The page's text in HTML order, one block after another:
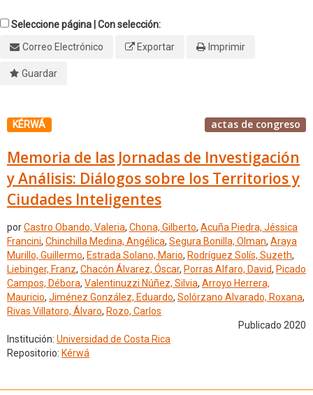
Seleccione página | Con selección:
Correo Electrónico
Exportar Imprimir
Guardar
KÉRWÁ actas de congreso
Memoria de las Jornadas de Investigación
y Análisis: Diálogos sobre los Territorios y
Ciudades Inteligentes
porCastro Obando, Valeria, Chona, Gilberto, Acuña Piedra, Jéssica
Francini, Chinchilla Medina, Angélica, Segura Bonilla, Olman, Araya
Murillo, Guillermo, Estrada Solano, Mario, Rodríguez Solís, Suzeth,
Liebinger, Franz, Chacón Álvarez, Óscar, Porras Alfaro, David, Picado
Campos, Débora, Valentinuzzi Núñez, Silvia, Arroyo Herrera,
Mauricio, Jiménez González, Eduardo, Solórzano Alvarado, Roxana,
Rivas Villatoro, Álvaro, Rozo, Carlos
Publicado 2020
Institución: Universidad de Costa Rica
Repositorio: Kérwá